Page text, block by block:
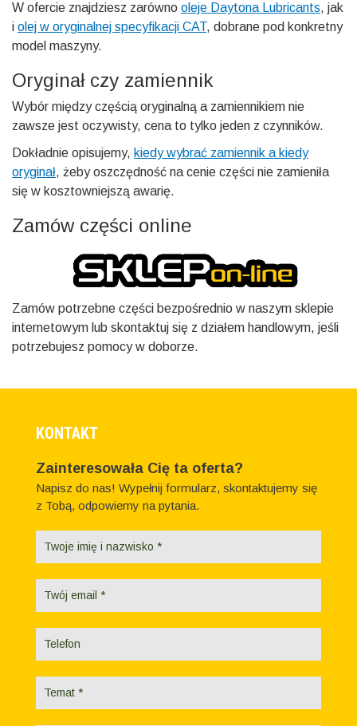
W ofercie znajdziesz zarówno oleje Daytona Lubricants, jak
i olej w oryginalnej specyfikacji CAT, dobrane pod konkretny
model maszyny.
Oryginał czy zamiennik
Wybór między częścią oryginalną a zamiennikiem nie
zawsze jest oczywisty, cena to tylko jeden z czynników.
Dokładnie opisujemy, kiedy wybrać zamiennik a kiedy
oryginał, żeby oszczędność na cenie części nie zamieniła
się w kosztowniejszą awarię.
Zamów części online
Zamów potrzebne części bezpośrednio w naszym sklepie
internetowym lub skontaktuj się z działem handlowym, jeśli
potrzebujesz pomocy w doborze.
KONTAKT
Zainteresowała Cię ta oferta?
Napisz do nas! Wypełnij formularz, skontaktujemy się
z Tobą, odpowiemy na pytania.
Formularz